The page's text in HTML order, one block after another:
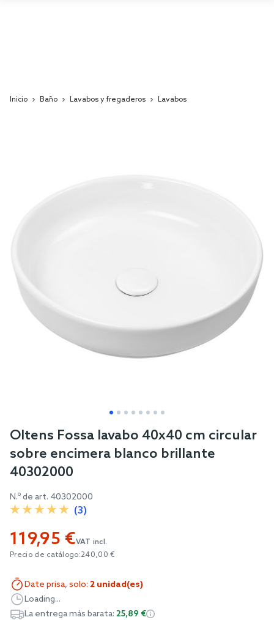
Inicio Baño Lavabos y fregaderos Lavabos
Skip
beginning
of
the
gallery
Oltens Fossa lavabo 40x40 cm circular
sobre encimera blanco brillante
40302000
N.º de art. 40302000
(3)
119,95 €VAT incl.
Precio de catálogo:240,00 €
Date prisa, solo: 2 unidad(es)
Loading...
La entrega más barata: 25,89 €